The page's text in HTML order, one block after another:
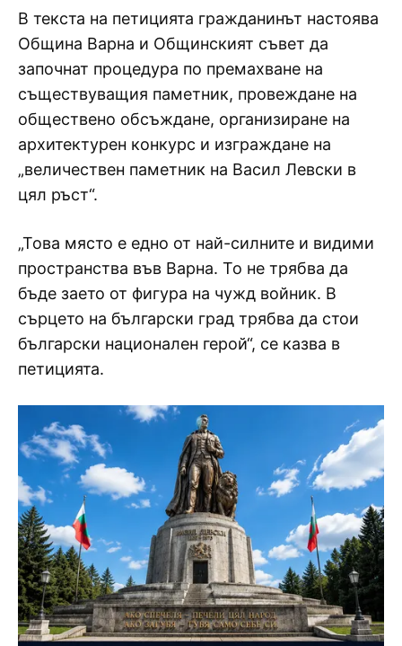
В текста на петицията гражданинът настоява
Община Варна и Общинският съвет да
започнат процедура по премахване на
съществуващия паметник, провеждане на
обществено обсъждане, организиране на
архитектурен конкурс и изграждане на
„величествен паметник на Васил Левски в
цял ръст“.
„Това място е едно от най-силните и видими
пространства във Варна. То не трябва да
бъде заето от фигура на чужд войник. В
сърцето на български град трябва да стои
български национален герой“, се казва в
петицията.